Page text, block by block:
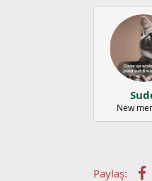
a
ş
l
a
n
g
ı
ç
t
a
i
New
Paylaş: